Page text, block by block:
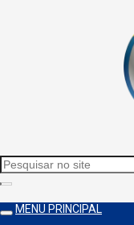
MENU PRINCIPAL